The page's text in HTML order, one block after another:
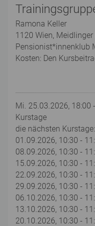
Ramona Keller
1120 Wien,
Pensionist*innenklub
Kosten: Den
Mi. 25.03.2026, 18:00
Kurstage
die nächsten Kurstage:
01.09.2026, 10:30 -
08.09.2026, 10:30 -
15.09.2026, 10:30 -
22.09.2026, 10:30 -
29.09.2026, 10:30 -
06.10.2026, 10:30 -
13.10.2026, 10:30 -
20.10.2026, 10:30 -